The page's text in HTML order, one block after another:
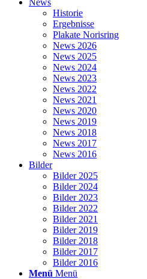
News
Historie
Ergebnisse
Plakate Norisring
News 2026
News 2025
News 2024
News 2023
News 2022
News 2021
News 2020
News 2019
News 2018
News 2017
News 2016
Bilder
Bilder 2025
Bilder 2024
Bilder 2023
Bilder 2022
Bilder 2021
Bilder 2019
Bilder 2018
Bilder 2017
Bilder 2016
Menü Menü